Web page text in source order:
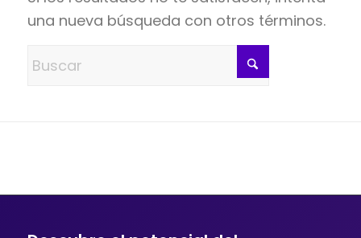
una nueva búsqueda con otros términos.